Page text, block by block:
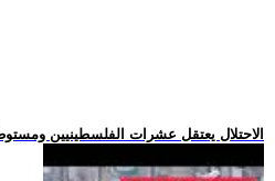
.. الاحتلال يعتقل عشرات الفلسطينيين